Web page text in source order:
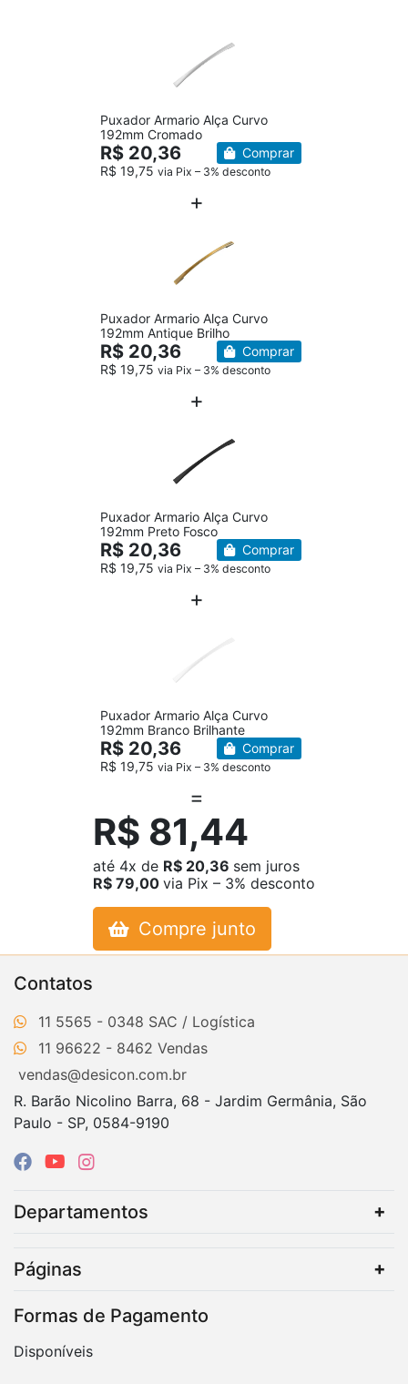
Puxador Armario Alça Curvo
192mm Cromado
R$ 20,36
R$ 19,75 via Pix – 3% desconto
Comprar
Puxador Armario Alça Curvo
192mm Antique Brilho
R$ 20,36
R$ 19,75 via Pix – 3% desconto
Comprar
Puxador Armario Alça Curvo
192mm Preto Fosco
R$ 20,36
R$ 19,75 via Pix – 3% desconto
Comprar
Puxador Armario Alça Curvo
192mm Branco Brilhante
R$ 20,36
R$ 19,75 via Pix – 3% desconto
Comprar
R$ 81,44
até 4x de R$ 20,36 sem juros
R$ 79,00 via Pix – 3% desconto
Compre junto
Contatos
11 5565 - 0348
11 96622 - 8462
vendas@desicon.com.br
R. Barão Nicolino Barra, 68 - Jardim Germânia, São
Paulo - SP, 0584-9190
Departamentos
Páginas
Formas de Pagamento
Disponíveis